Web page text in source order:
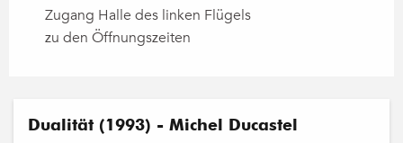
Zugang Halle des linken Flügels
zu den Öffnungszeiten
Dualität (1993) - Michel Ducastel